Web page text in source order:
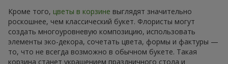
Кроме того, цветы в корзине выглядят значительно
роскошнее, чем классический букет. Флористы могут
создать многоуровневую композицию, использовать
элементы эко-декора, сочетать цвета, формы и фактуры —
то, что не всегда возможно в обычном букете. Такая
корзина станет украшением праздничного стола и